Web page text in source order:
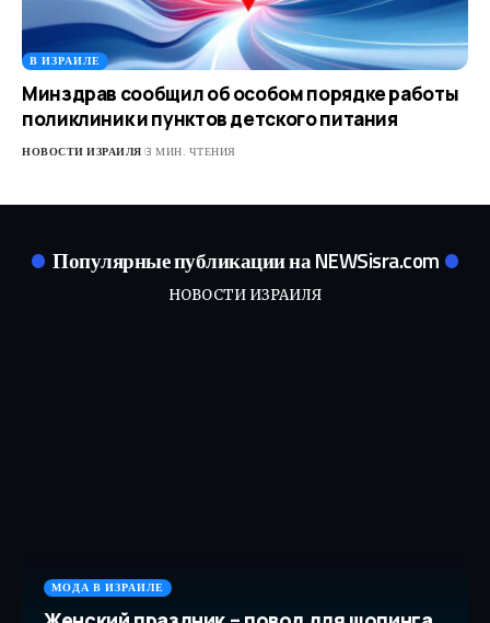
В ИЗРАИЛЕ
Минздрав сообщил об особом порядке работы
поликлиник и пунктов детского питания
НОВОСТИ ИЗРАИЛЯ 3 МИН. ЧТЕНИЯ
Популярные публикации на NEWSisra.com
НОВОСТИ ИЗРАИЛЯ
МОДА В ИЗРАИЛЕ